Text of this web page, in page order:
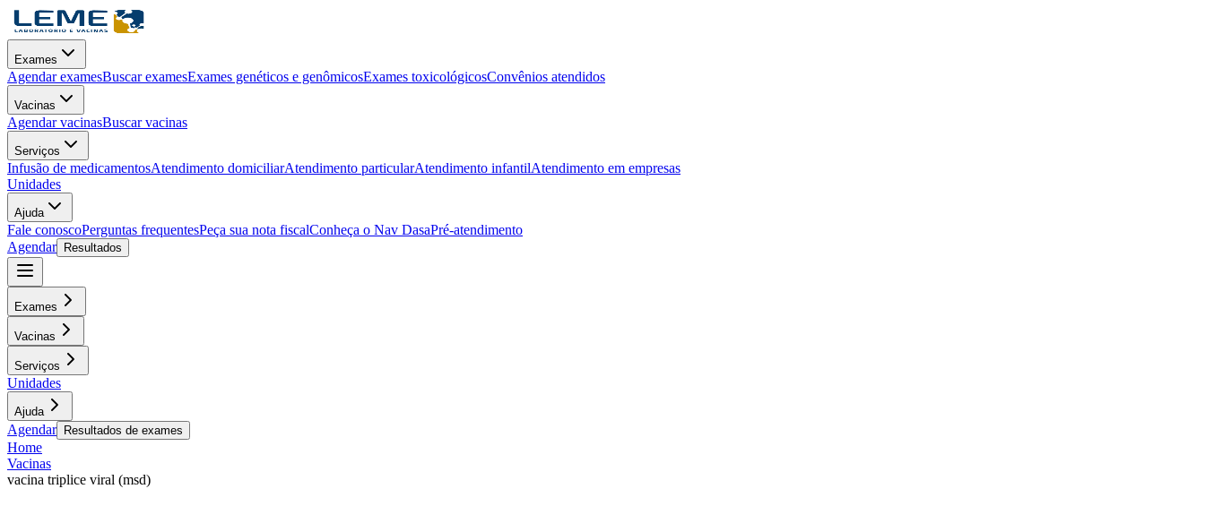
Exames
Agendar examesBuscar examesExames genéticos e genômicosExames toxicológicosConvênios atendidos
Vacinas
Agendar vacinasBuscar vacinas
Serviços
Infusão de medicamentosAtendimento domiciliarAtendimento particularAtendimento infantilAtendimento em empresas
Unidades
Ajuda
Fale conoscoPerguntas frequentesPeça sua nota fiscalConheça o Nav DasaPré-atendimento
Agendar
Resultados
Exames
Vacinas
Serviços
Unidades
Ajuda
Agendar Resultados de exames
Home
Vacinas
vacina triplice viral (msd)